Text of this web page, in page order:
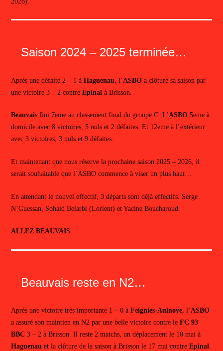
Saison 2024 – 2025 terminée…
Après une défaite 2 – 1 à Haguenau , l’ASBOa clôturé sa saison par
une victoire 3 – 2 contre Epinal à Brisson.
Beauvaisfini 7eme au classement final du groupe C. L’ASBO5eme à
domicile avec 8 victoires, 5 nuls et 2 défaites. Et 12eme à l’extérieur
avec 3 victoires, 3 nuls et 9 défaites.
Et maintenant que nous réserve la prochaine saison 2025 – 2026, il
serait souhaitable que l’ASBO commence à viser un plus haut…
En attendant le nouvel effectif, 3 départs sont déjà effectifs. Serge
N’Guessan, Sohaid Belarbi (Lorient) et Yacine Boucharoud.
ALLEZ BEAUVAIS
Beauvais reste en N2…
Après une victoire très importante 1 – 0 à Feignies-Aulnoye, l’ASBO
a assuré son maintien en N2 par une belle victoire contre leFC 93
BBC 3 – 2 à Brisson. Il reste 2 matchs, un déplacement le 10 mai à
Haguenauet la clôture de la saison à Brisson le 17 mai contre Epinal.